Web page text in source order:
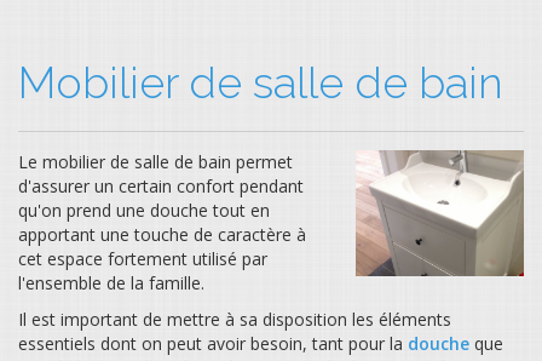
Mobilier de salle de bain
Le mobilier de salle de bain permet
d'assurer un certain confort pendant
qu'on prend une douche tout en
apportant une touche de caractère à
cet espace fortement utilisé par
l'ensemble de la famille.
Il est important de mettre à sa disposition les éléments
essentiels dont on peut avoir besoin, tant pour la douche que